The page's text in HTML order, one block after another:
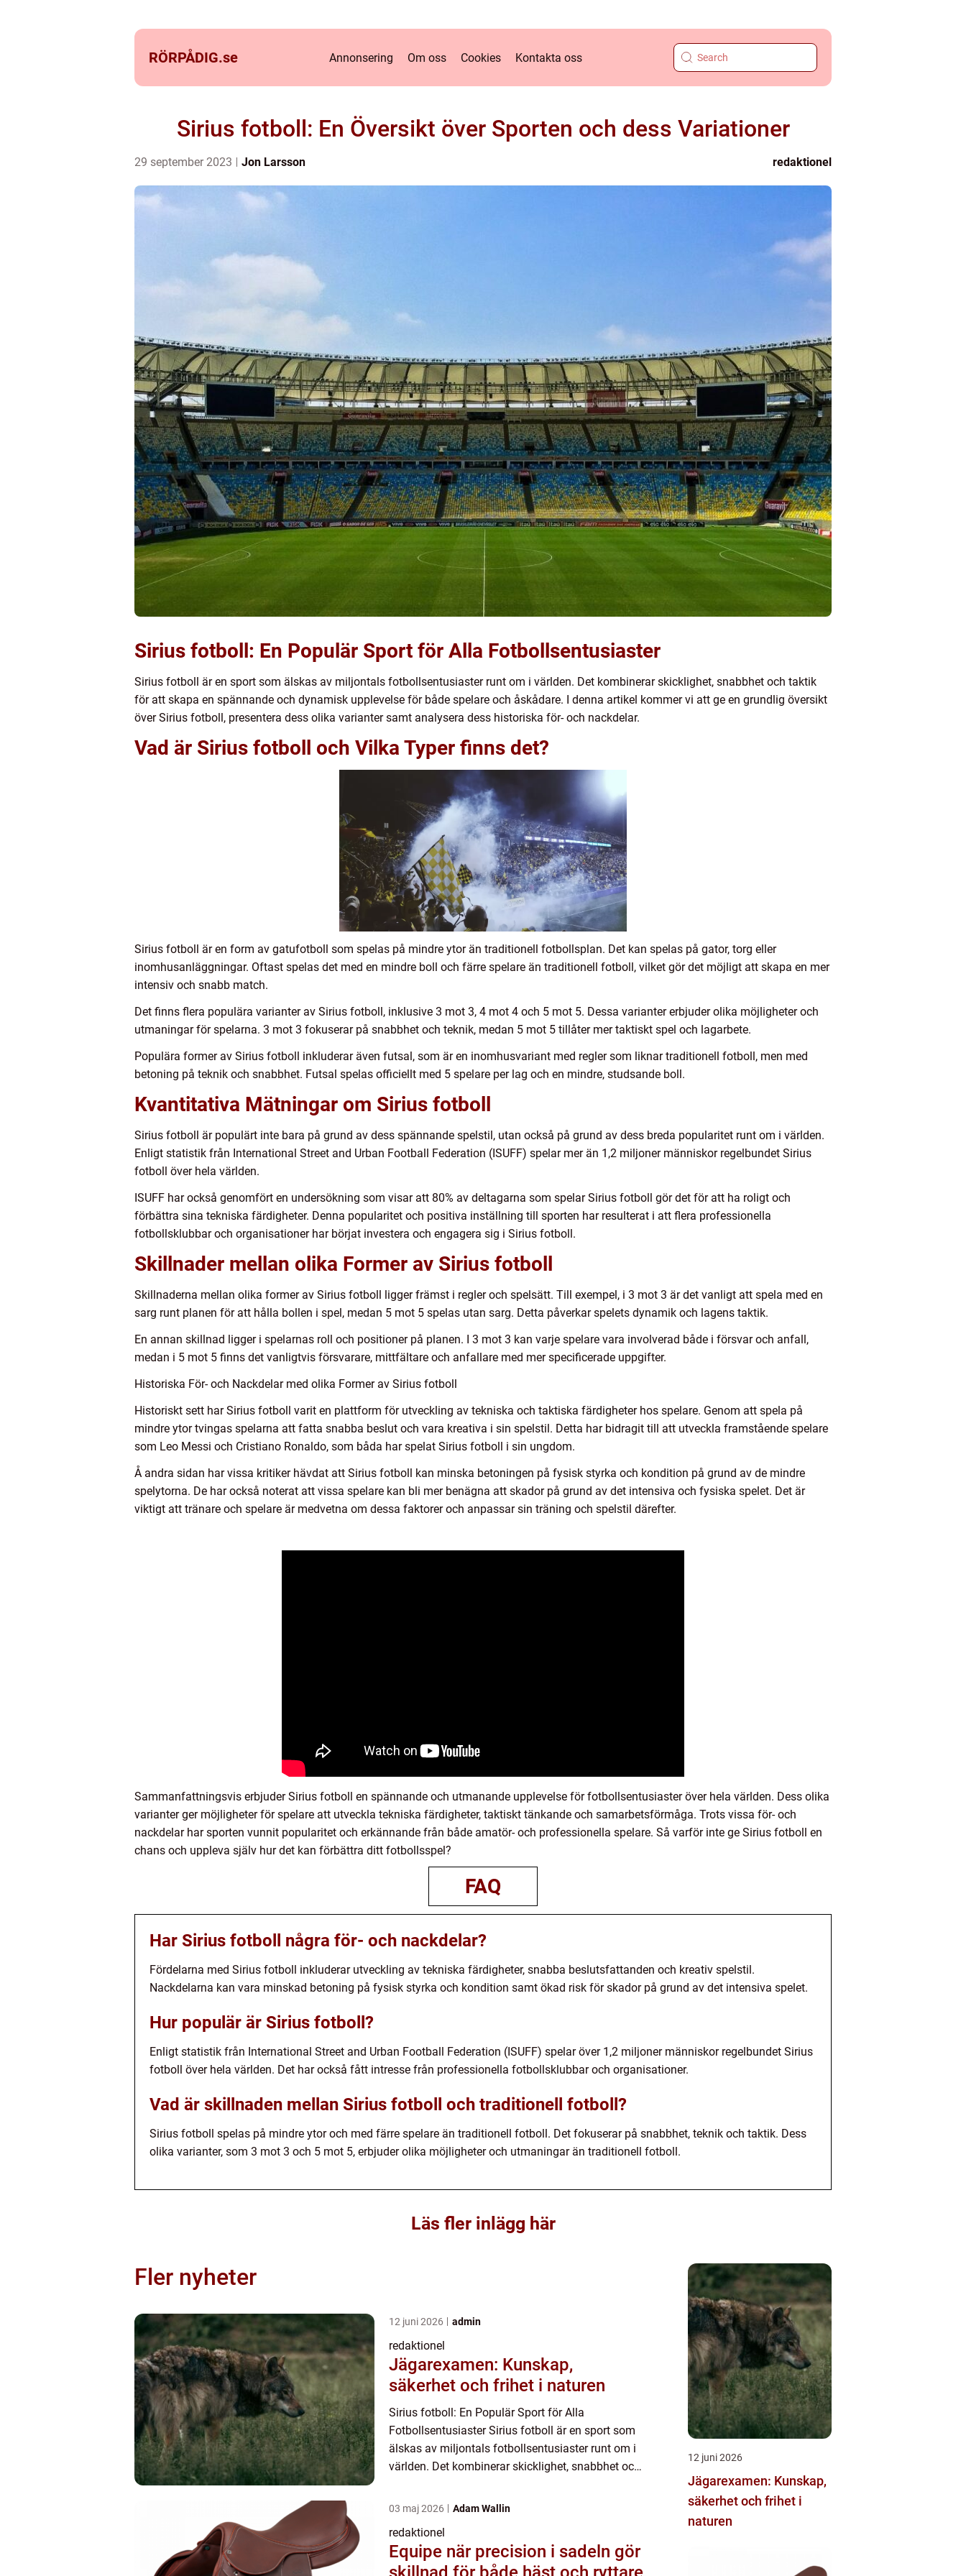
RÖRPÅDIG.se Annonsering Om oss Cookies Kontakta oss
Sirius fotboll: En Översikt över Sporten och dess Variationer
29 september 2023 Jon Larsson redaktionel
Sirius fotboll: En Populär Sport för Alla Fotbollsentusiaster
Sirius fotboll är en sport som älskas av miljontals fotbollsentusiaster runt om i världen. Det kombinerar skicklighet, snabbhet och taktik
för att skapa en spännande och dynamisk upplevelse för både spelare och åskådare. I denna artikel kommer vi att ge en grundlig översikt
över Sirius fotboll, presentera dess olika varianter samt analysera dess historiska för- och nackdelar.
Vad är Sirius fotboll och Vilka Typer finns det?
Sirius fotboll är en form av gatufotboll som spelas på mindre ytor än traditionell fotbollsplan. Det kan spelas på gator, torg eller
inomhusanläggningar. Oftast spelas det med en mindre boll och färre spelare än traditionell fotboll, vilket gör det möjligt att skapa en mer
intensiv och snabb match.
Det finns flera populära varianter av Sirius fotboll, inklusive 3 mot 3, 4 mot 4 och 5 mot 5. Dessa varianter erbjuder olika möjligheter och
utmaningar för spelarna. 3 mot 3 fokuserar på snabbhet och teknik, medan 5 mot 5 tillåter mer taktiskt spel och lagarbete.
Populära former av Sirius fotboll inkluderar även futsal, som är en inomhusvariant med regler som liknar traditionell fotboll, men med
betoning på teknik och snabbhet. Futsal spelas officiellt med 5 spelare per lag och en mindre, studsande boll.
Kvantitativa Mätningar om Sirius fotboll
Sirius fotboll är populärt inte bara på grund av dess spännande spelstil, utan också på grund av dess breda popularitet runt om i världen.
Enligt statistik från International Street and Urban Football Federation (ISUFF) spelar mer än 1,2 miljoner människor regelbundet Sirius
fotboll över hela världen.
ISUFF har också genomfört en undersökning som visar att 80% av deltagarna som spelar Sirius fotboll gör det för att ha roligt och
förbättra sina tekniska färdigheter. Denna popularitet och positiva inställning till sporten har resulterat i att flera professionella
fotbollsklubbar och organisationer har börjat investera och engagera sig i Sirius fotboll.
Skillnader mellan olika Former av Sirius fotboll
Skillnaderna mellan olika former av Sirius fotboll ligger främst i regler och spelsätt. Till exempel, i 3 mot 3 är det vanligt att spela med en
sarg runt planen för att hålla bollen i spel, medan 5 mot 5 spelas utan sarg. Detta påverkar spelets dynamik och lagens taktik.
En annan skillnad ligger i spelarnas roll och positioner på planen. I 3 mot 3 kan varje spelare vara involverad både i försvar och anfall,
medan i 5 mot 5 finns det vanligtvis försvarare, mittfältare och anfallare med mer specificerade uppgifter.
Historiska För- och Nackdelar med olika Former av Sirius fotboll
Historiskt sett har Sirius fotboll varit en plattform för utveckling av tekniska och taktiska färdigheter hos spelare. Genom att spela på
mindre ytor tvingas spelarna att fatta snabba beslut och vara kreativa i sin spelstil. Detta har bidragit till att utveckla framstående spelare
som Leo Messi och Cristiano Ronaldo, som båda har spelat Sirius fotboll i sin ungdom.
Å andra sidan har vissa kritiker hävdat att Sirius fotboll kan minska betoningen på fysisk styrka och kondition på grund av de mindre
spelytorna. De har också noterat att vissa spelare kan bli mer benägna att skador på grund av det intensiva och fysiska spelet. Det är
viktigt att tränare och spelare är medvetna om dessa faktorer och anpassar sin träning och spelstil därefter.
Sammanfattningsvis erbjuder Sirius fotboll en spännande och utmanande upplevelse för fotbollsentusiaster över hela världen. Dess olika
varianter ger möjligheter för spelare att utveckla tekniska färdigheter, taktiskt tänkande och samarbetsförmåga. Trots vissa för- och
nackdelar har sporten vunnit popularitet och erkännande från både amatör- och professionella spelare. Så varför inte ge Sirius fotboll en
chans och uppleva själv hur det kan förbättra ditt fotbollsspel?
FAQ
Har Sirius fotboll några för- och nackdelar?
Fördelarna med Sirius fotboll inkluderar utveckling av tekniska färdigheter, snabba beslutsfattanden och kreativ spelstil.
Nackdelarna kan vara minskad betoning på fysisk styrka och kondition samt ökad risk för skador på grund av det intensiva spelet.
Hur populär är Sirius fotboll?
Enligt statistik från International Street and Urban Football Federation (ISUFF) spelar över 1,2 miljoner människor regelbundet Sirius
fotboll över hela världen. Det har också fått intresse från professionella fotbollsklubbar och organisationer.
Vad är skillnaden mellan Sirius fotboll och traditionell fotboll?
Sirius fotboll spelas på mindre ytor och med färre spelare än traditionell fotboll. Det fokuserar på snabbhet, teknik och taktik. Dess
olika varianter, som 3 mot 3 och 5 mot 5, erbjuder olika möjligheter och utmaningar än traditionell fotboll.
Läs fler inlägg här
Fler nyheter
12 juni 2026 admin
redaktionel
Jägarexamen: Kunskap,
säkerhet och frihet i naturen
Sirius fotboll: En Populär Sport för Alla
Fotbollsentusiaster Sirius fotboll är en sport som
älskas av miljontals fotbollsentusiaster runt om i
världen. Det kombinerar skicklighet, snabbhet och
upplevels...
03 maj 2026 Adam Wallin
redaktionel
Equipe när precision i sadeln gör
12 juni 2026
Jägarexamen: Kunskap,
säkerhet och frihet i
naturen